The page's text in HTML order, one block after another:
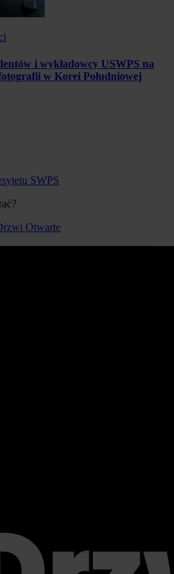
i wykładowcy USWPS na
w Korei Południowej
SWPS
Otwarte